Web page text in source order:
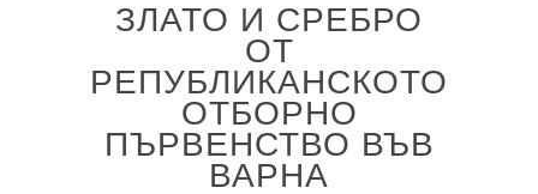
ЗЛАТО И СРЕБРО
ОТ
РЕПУБЛИКАНСКОТО
ОТБОРНО
ПЪРВЕНСТВО ВЪВ
ВАРНА